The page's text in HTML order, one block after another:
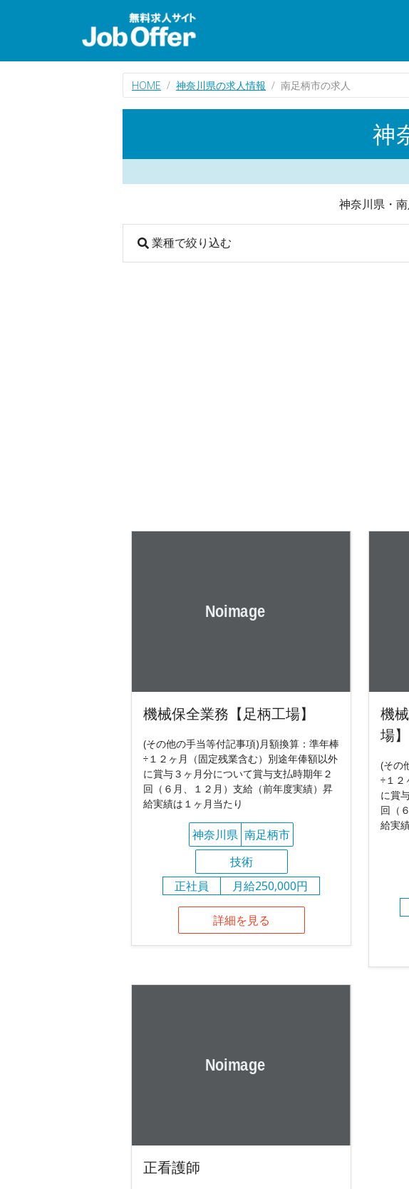
HOME 神奈川県の求人情報 南足柄市の求人
神
神奈川県・
業種で絞り込む
機械保全業務【足柄工場】
(その他の手当等付記事項)月額換算：準年棒
÷１２ヶ月（固定残業含む）別途年俸額以外
に賞与３ヶ月分について賞与支払時期年２
回（６月、１２月）支給（前年度実績）昇
給実績は１ヶ月当たり
神奈川県 南足柄市
技術
正社員
月給250,000円
詳細を見る
機
場】
(その
÷１２
に賞
回（
給実
正看護師